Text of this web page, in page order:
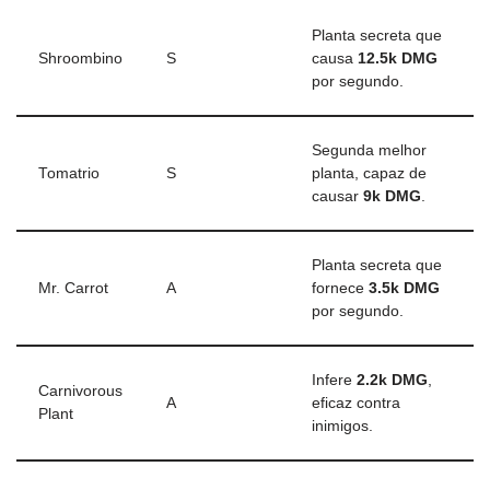
Shroombino S
Planta secreta que
causa 12.5k DMG
por segundo.
Tomatrio S
Segunda melhor
planta, capaz de
causar 9k DMG
Mr. Carrot A
Planta secreta que
fornece 3.5k DMG
por segundo.
Carnivorous
Plant
A
Infere 2.2k DMG
eficaz contra
inimigos.